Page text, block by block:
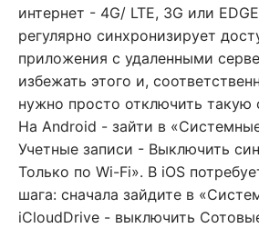
интернет - 4G/ LTE, 3G или
регулярно синхронизирует
приложения с удаленными
избежать этого и,
нужно просто отключить такую
На Android - зайти в
Учетные записи - Выключить
Только по Wi-Fi». В iOS
шага: сначала зайдите в
iCloudDrive - выключить